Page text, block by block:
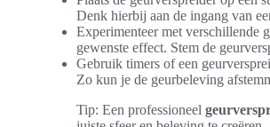
Denk hierbij aan de ingang van
Experimenteer met verschillende
gewenste effect. Stem de
Gebruik timers of een
Zo kun je de geurbeleving
Tip: Een professioneel